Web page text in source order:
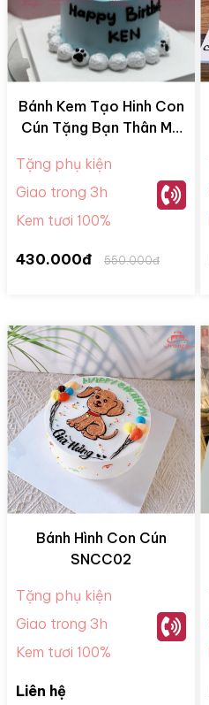
Bánh Kem Tạo Hinh Con
Cún Tặng Bạn Thân Mã
Tặng phụ kiện
Giao trong 3h
Kem tươi 100%
430.000đ 550.000đ
Bánh Hình Con Cún
SNCC02
Tặng phụ kiện
Giao trong 3h
Kem tươi 100%
Liên hệ